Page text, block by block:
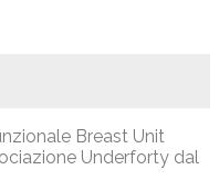
Breast Unit
Underforty dal